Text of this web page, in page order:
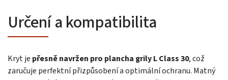
Určení a kompatibilita
Kryt je přesně navržen pro plancha grily L Class 30, což
zaručuje perfektní přizpůsobení a optimální ochranu. Matný